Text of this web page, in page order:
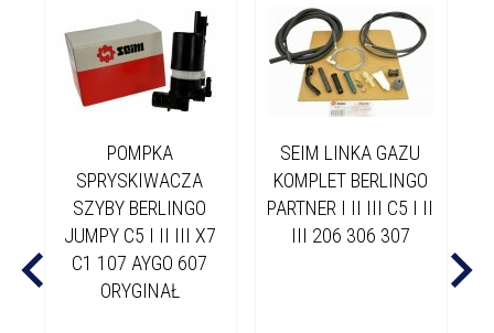
POMPKA
SPRYSKIWACZA
SZYBY BERLINGO
JUMPY C5 I II III X7
C1 107 AYGO 607
ORYGINAŁ
SEIM LINKA GAZU
KOMPLET BERLINGO
PARTNER I II III C5 I II
III 206 306 307